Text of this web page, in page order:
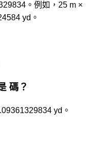
。例如，25 m ×
yd。
碼？
yd。